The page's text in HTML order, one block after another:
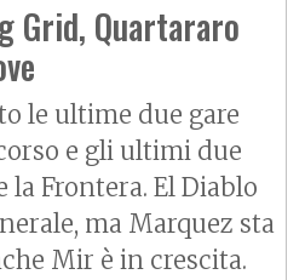
Grid, Quartararo
le ultime due gare
e gli ultimi due
la Frontera. El Diablo
ma Marquez sta
Mir è in crescita.